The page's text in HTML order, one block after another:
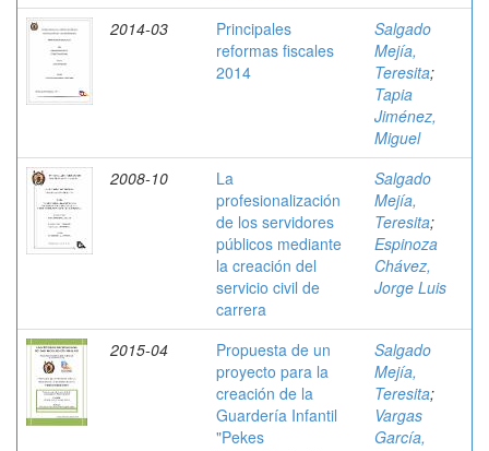
2014-03
Principales
reformas fiscales
2014
Salgado
Mejía,
Teresita;
Tapia
Jiménez,
Miguel
2008-10
La
profesionalización
de los servidores
públicos mediante
la creación del
servicio civil de
carrera
Salgado
Mejía,
Teresita;
Espinoza
Chávez,
Jorge Luis
2015-04
Propuesta de un
proyecto para la
creación de la
Guardería Infantil
"Pekes
Salgado
Mejía,
Teresita;
Vargas
García,